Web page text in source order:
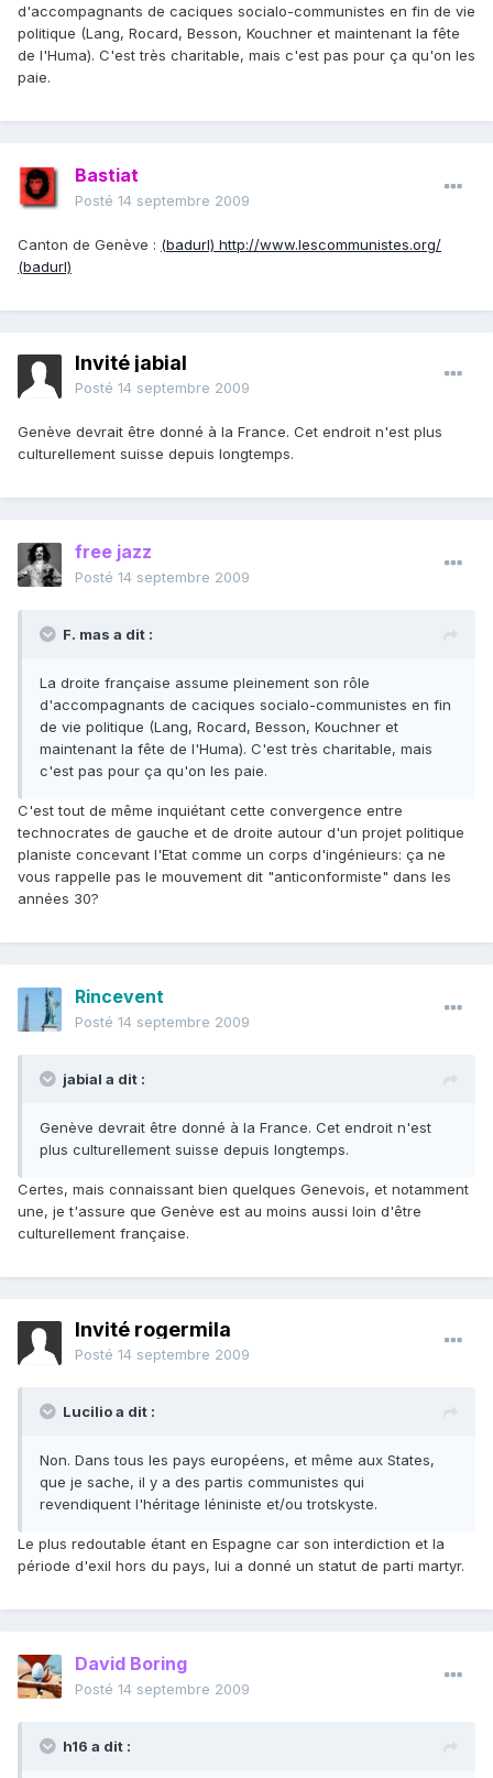
d'accompagnants de caciques socialo-communistes en fin de vie
politique (Lang, Rocard, Besson, Kouchner et maintenant la fête
de l'Huma). C'est très charitable, mais c'est pas pour ça qu'on les
paie.
Bastiat
Posté 14 septembre 2009
Canton de Genève : (badurl) http://www.lescommunistes.org/
(badurl)
Invité jabial
Posté 14 septembre 2009
Genève devrait être donné à la France. Cet endroit n'est plus
culturellement suisse depuis longtemps.
free jazz
Posté 14 septembre 2009
F. mas a dit :
La droite française assume pleinement son rôle
d'accompagnants de caciques socialo-communistes en fin
de vie politique (Lang, Rocard, Besson, Kouchner et
maintenant la fête de l'Huma). C'est très charitable, mais
c'est pas pour ça qu'on les paie.
C'est tout de même inquiétant cette convergence entre
technocrates de gauche et de droite autour d'un projet politique
planiste concevant l'Etat comme un corps d'ingénieurs: ça ne
vous rappelle pas le mouvement dit "anticonformiste" dans les
années 30?
Rincevent
Posté 14 septembre 2009
jabial a dit :
Genève devrait être donné à la France. Cet endroit n'est
plus culturellement suisse depuis longtemps.
Certes, mais connaissant bien quelques Genevois, et notamment
une, je t'assure que Genève est au moins aussi loin d'être
culturellement française.
Invité rogermila
Posté 14 septembre 2009
Lucilio a dit :
Non. Dans tous les pays européens, et même aux States,
que je sache, il y a des partis communistes qui
revendiquent l'héritage léniniste et/ou trotskyste.
Le plus redoutable étant en Espagne car son interdiction et la
période d'exil hors du pays, lui a donné un statut de parti martyr.
David Boring
Posté 14 septembre 2009
h16 a dit :